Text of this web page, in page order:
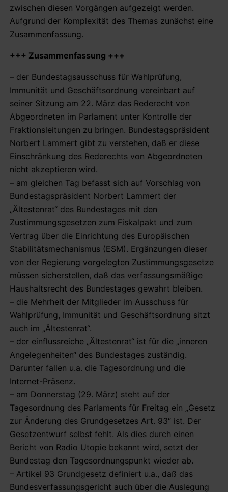
zwischen diesen Vorgängen aufgezeigt werden.
Aufgrund der Komplexität des Themas zunächst eine
Zusammenfassung.
+++ Zusammenfassung +++
– der Bundestagsausschuss für Wahlprüfung,
Immunität und Geschäftsordnung vereinbart auf
seiner Sitzung am 22. März das Rederecht von
Abgeordneten im Parlament unter Kontrolle der
Fraktionsleitungen zu bringen. Bundestagspräsident
Norbert Lammert gibt zu verstehen, daß er diese
Einschränkung des Rederechts von Abgeordneten
nicht akzeptieren wird.
– am gleichen Tag befasst sich auf Vorschlag von
Bundestagspräsident Norbert Lammert der
„Ältestenrat“ des Bundestages mit den
Zustimmungsgesetzen zum Fiskalpakt und zum
Vertrag über die Einrichtung des Europäischen
Stabilitätsmechanismus (ESM). Ergänzungen dieser
von der Regierung vorgelegten Zustimmungsgesetze
müssen sicherstellen, daß das verfassungsmäßige
Haushaltsrecht des Bundestages gewahrt bleiben.
– die Mehrheit der Mitglieder im Ausschuss für
Wahlprüfung, Immunität und Geschäftsordnung sitzt
auch im „Ältestenrat“.
– der einflussreiche „Ältestenrat“ ist für die „inneren
Angelegenheiten“ des Bundestages zuständig.
Darunter fallen u.a. die Tagesordnung und die
Internet-Präsenz.
– am Donnerstag (29. März) steht auf der
Tagesordnung des Parlaments für Freitag ein „Gesetz
zur Änderung des Grundgesetzes Art. 93“ ist. Der
Gesetzentwurf selbst fehlt. Als dies durch einen
Bericht von Radio Utopie bekannt wird, setzt der
Bundestag den Tagesordnungspunkt wieder ab.
– Artikel 93 Grundgesetz definiert u.a., daß das
Bundesverfassungsgericht auch über die Auslegung